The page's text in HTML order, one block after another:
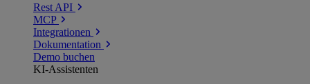
Rest API
MCP
Integrationen
Dokumentation
Demo buchen
KI-Assistenten